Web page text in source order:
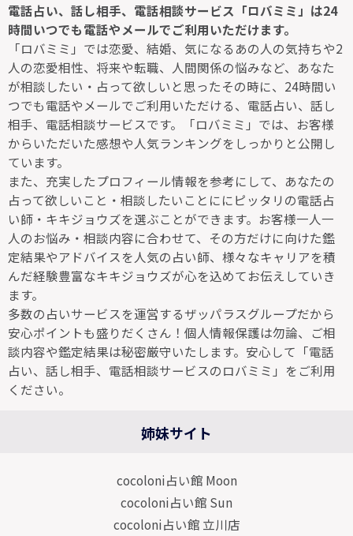
電話占い、話し相手、電話相談サービス「ロバミミ」は24
時間いつでも電話やメールでご利用いただけます。
「ロバミミ」では恋愛、結婚、気になるあの人の気持ちや2
人の恋愛相性、将来や転職、人間関係の悩みなど、あなた
が相談したい・占って欲しいと思ったその時に、24時間い
つでも電話やメールでご利用いただける、電話占い、話し
相手、電話相談サービスです。「ロバミミ」では、お客様
からいただいた感想や人気ランキングをしっかりと公開し
ています。
また、充実したプロフィール情報を参考にして、あなたの
占って欲しいこと・相談したいことににピッタリの電話占
い師・キキジョウズを選ぶことができます。お客様一人一
人のお悩み・相談内容に合わせて、その方だけに向けた鑑
定結果やアドバイスを人気の占い師、様々なキャリアを積
んだ経験豊富なキキジョウズが心を込めてお伝えしていき
ます。
多数の占いサービスを運営するザッパラスグループだから
安心ポイントも盛りだくさん！個人情報保護は勿論、ご相
談内容や鑑定結果は秘密厳守いたします。安心して「電話
占い、話し相手、電話相談サービスのロバミミ」をご利用
ください。
姉妹サイト
cocoloni占い館 Moon
cocoloni占い館 Sun
cocoloni占い館 立川店